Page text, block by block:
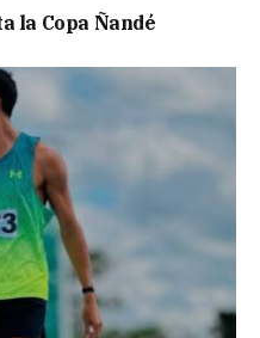
la Copa Ñandé